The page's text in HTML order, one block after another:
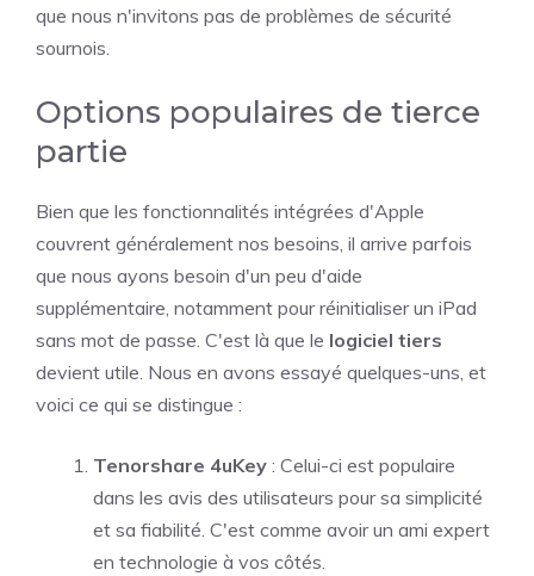
que nous n'invitons pas de problèmes de sécurité
sournois.
Options populaires de tierce
partie
Bien que les fonctionnalités intégrées d'Apple
couvrent généralement nos besoins, il arrive parfois
que nous ayons besoin d'un peu d'aide
supplémentaire, notamment pour réinitialiser un iPad
sans mot de passe. C'est là que le logiciel tiers
devient utile. Nous en avons essayé quelques-uns, et
voici ce qui se distingue :
Tenorshare 4uKey : Celui-ci est populaire
dans les avis des utilisateurs pour sa simplicité
et sa fiabilité. C'est comme avoir un ami expert
en technologie à vos côtés.